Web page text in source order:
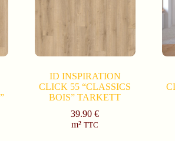
ID INSPIRATION
CLICK 55 “CLASSICS
BOIS” TARKETT
39.90€
m²TTC